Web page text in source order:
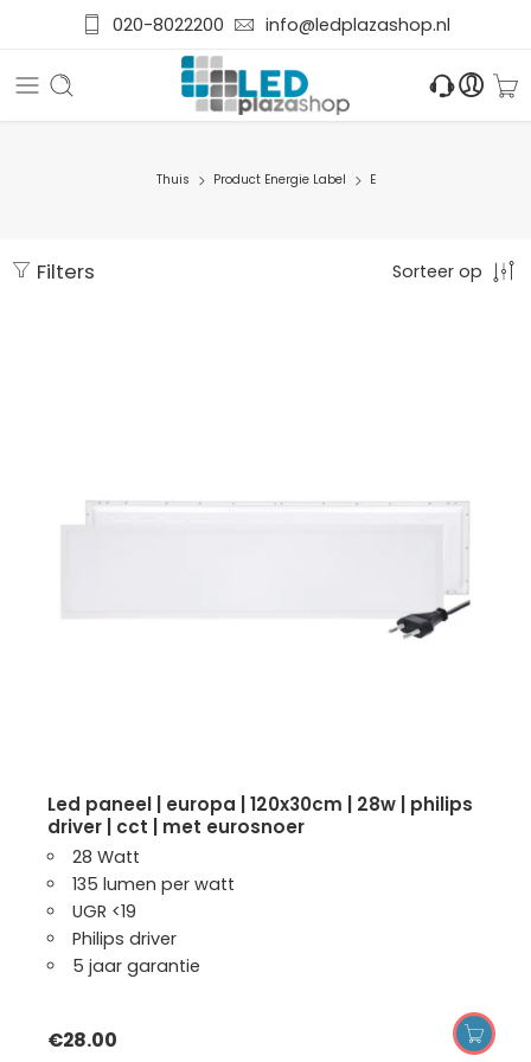
020-8022200 info@ledplazashop.nl
Thuis Product Energie Label E
Filters Sorteer op
led paneel | europa | 120x30cm | 28w | philips
driver | cct | met eurosnoer
28 Watt
135 lumen per watt
UGR <19
Philips driver
5 jaar garantie
€28.00